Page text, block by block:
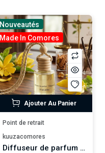
Nouveautés
Made In Comores
Ajouter Au Panier
Point de retrait
kuuzacomores
Diffuseur de parfum pour voiture à l'ylang-ylang WUTAMU